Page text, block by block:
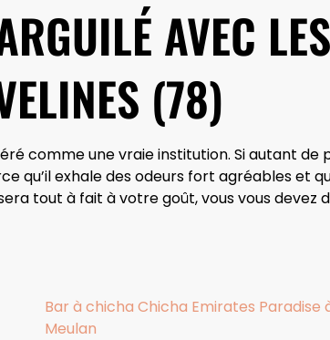
AVEC
(78)
comme une vraie institution. Si autant
qu’il exhale des odeurs fort agréables et
tout à fait à votre goût, vous vous devez
Bar à chicha Chicha Emirates Paradise
Meulan